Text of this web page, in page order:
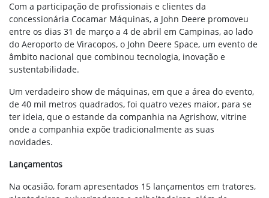
Com a participação de profissionais e clientes da
concessionária Cocamar Máquinas, a John Deere promoveu
entre os dias 31 de março a 4 de abril em Campinas, ao lado
do Aeroporto de Viracopos, o John Deere Space, um evento de
âmbito nacional que combinou tecnologia, inovação e
sustentabilidade.
Um verdadeiro show de máquinas, em que a área do evento,
de 40 mil metros quadrados, foi quatro vezes maior, para se
ter ideia, que o estande da companhia na Agrishow, vitrine
onde a companhia expõe tradicionalmente as suas
novidades.
Lançamentos
Na ocasião, foram apresentados 15 lançamentos em tratores,